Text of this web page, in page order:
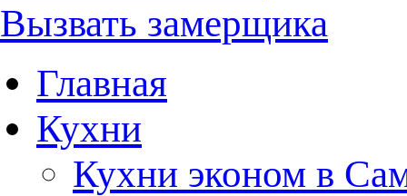
Вызвать замерщика
Главная
Кухни
Кухни эконом в